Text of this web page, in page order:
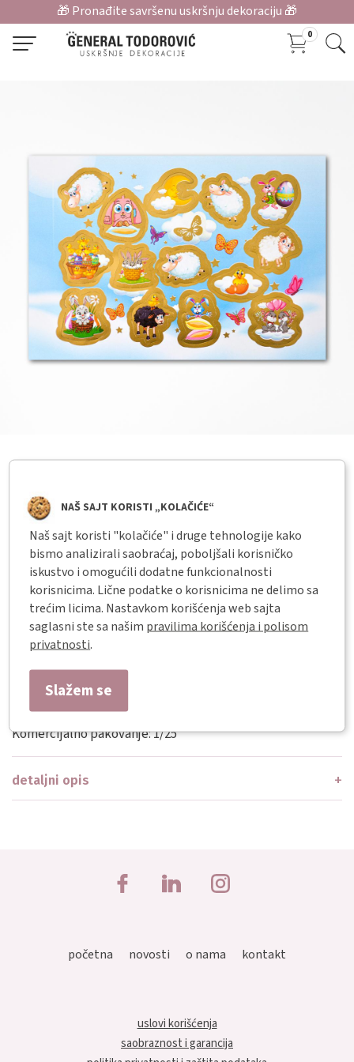
🎁 Pronađite savršenu uskršnju dekoraciju 🎁
0
Ovčice
Šifra:
opis
Dečje sličice sa zlatotiskom - Ovčice
Materijal izrade: Papir
Rok trajanja: Neograničen
Komercijalno pakovanje: 1/25
detaljni opis
početna novosti o nama kontakt
uslovi korišćenja
saobraznost i garancija
NAŠ SAJT KORISTI „KOLAČIĆE“
Naš sajt koristi "kolačiće" i druge tehnologije kako
bismo analizirali saobraćaj, poboljšali korisničko
iskustvo i omogućili dodatne funkcionalnosti
korisnicima. Lične podatke o korisnicima ne delimo sa
trećim licima. Nastavkom korišćenja web sajta
saglasni ste sa našim pravilima korišćenja i polisom
privatnosti.
Slažem se